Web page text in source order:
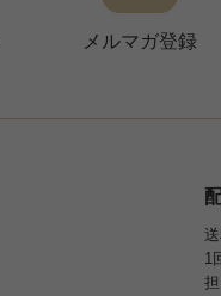
メルマガ登録
1